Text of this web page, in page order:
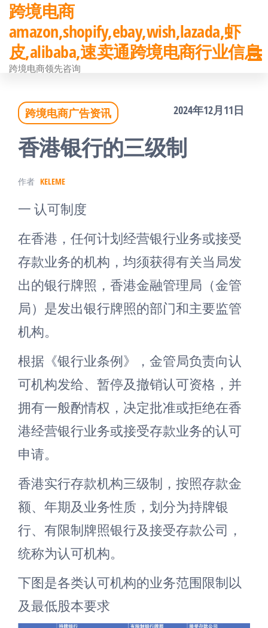
前
往
内
跨境电商
amazon,shopify,ebay,wish,lazada,虾
皮,alibaba,速卖通跨境电商行业信息
跨境电商领先咨询
跨境电商广告资讯 2024年12月11日
香港银行的三级制
作者 KELEME
一 认可制度
在香港，任何计划经营银行业务或接受
存款业务的机构，均须获得有关当局发
出的银行牌照，香港金融管理局（金管
局）是发出银行牌照的部门和主要监管
机构。
根据《银行业条例》，金管局负责向认
可机构发给、暂停及撤销认可资格，并
拥有一般酌情权，决定批准或拒绝在香
港经营银行业务或接受存款业务的认可
申请。
香港实行存款机构三级制，按照存款金
额、年期及业务性质，划分为持牌银
行、有限制牌照银行及接受存款公司，
统称为认可机构。
下图是各类认可机构的业务范围限制以
及最低股本要求